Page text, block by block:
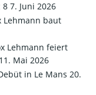
8 7. Juni 2026
Lehmann baut
Lehmann feiert
11. Mai 2026
in Le Mans 20.